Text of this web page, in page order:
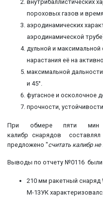
внутрибаллистических
пороховых газов и
аэродинамических
аэродинамической
дульной и
нарастания её на
максимальной
и 45°.
фугасное и осколочное
прочности,
При обмере пяти мин
калибр снарядов
предложено "считать калибр
Выводы по отчету №0116
210 мм ракетный
М-13УК